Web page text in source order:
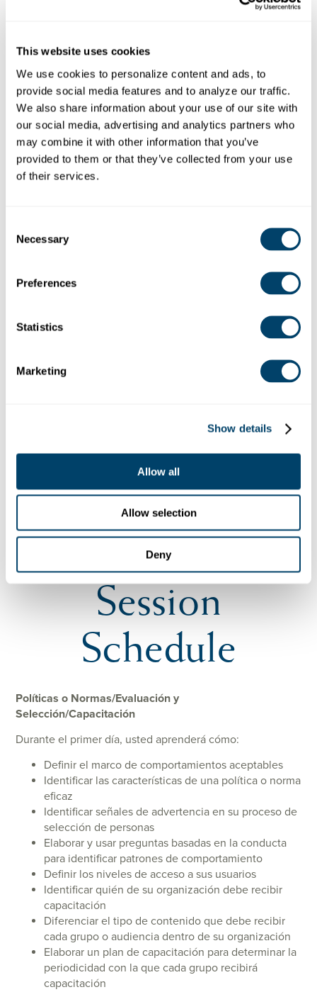
This website uses cookies
We use cookies to personalize content and ads, to
provide social media features and to analyze our traffic.
We also share information about your use of our site with
our social media, advertising and analytics partners who
may combine it with other information that you’ve
provided to them or that they’ve collected from your use
of their services.
Selection
Necessary
Preferences
Statistics
Marketing
Show details
Allow all
Allow selection
Deny
MARÍA JOSÉ DURÁN
Risk Consultant Praesidium Chile
Session
Schedule
Políticas o Normas/Evaluación y
Selección/Capacitación
Durante el primer día, usted aprenderá cómo:
Definir el marco de comportamientos aceptables
Identificar las características de una política o norma
eficaz
Identificar señales de advertencia en su proceso de
selección de personas
Elaborar y usar preguntas basadas en la conducta
para identificar patrones de comportamiento
Definir los niveles de acceso a sus usuarios
Identificar quién de su organización debe recibir
capacitación
Diferenciar el tipo de contenido que debe recibir
cada grupo o audiencia dentro de su organización
Elaborar un plan de capacitación para determinar la
periodicidad con la que cada grupo recibirá
capacitación